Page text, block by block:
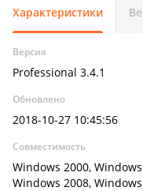
Характеристики
Версия
Professional 3.4.1
Обновлено
2018-10-27 10:45:56
Совместимость
Windows 2000,
Windows 2008,